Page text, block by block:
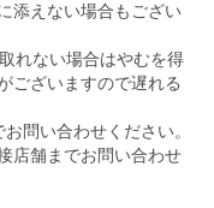
添えない場合もござい
れない場合はやむを得
ございますので遅れる
問い合わせください。
店舗までお問い合わせ